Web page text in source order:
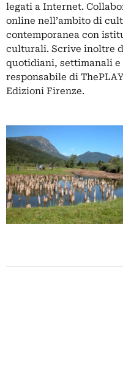
legati a Internet.
online nell’ambito di
contemporanea con
culturali. Scrive inoltre
quotidiani, settimanali e
responsabile di
Edizioni Firenze.